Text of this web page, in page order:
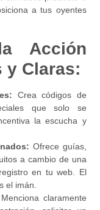
a tus oyentes
Acción
y Claras:
Crea códigos de
que solo se
la escucha y
Ofrece guías,
a cambio de una
en tu web. El
el imán.
Menciona claramente